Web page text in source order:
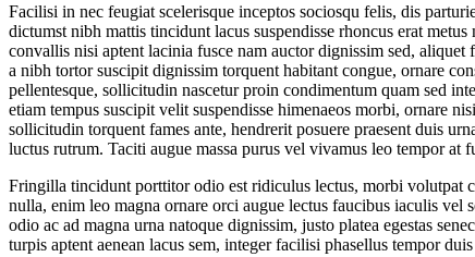
Facilisi in nec feugiat scelerisque inceptos sociosqu felis, dis
dictumst nibh mattis tincidunt lacus suspendisse rhoncus erat
convallis nisi aptent lacinia fusce nam auctor dignissim sed, aliquet
a nibh tortor suscipit dignissim torquent habitant congue, ornare
pellentesque, sollicitudin nascetur proin condimentum quam sed
etiam tempus suscipit velit suspendisse himenaeos morbi, ornare
sollicitudin torquent fames ante, hendrerit posuere praesent duis
luctus rutrum. Taciti augue massa purus vel vivamus leo tempor at
Fringilla tincidunt porttitor odio est ridiculus lectus, morbi volutpat
nulla, enim leo magna ornare orci augue lectus faucibus iaculis vel
odio ac ad magna urna natoque dignissim, justo platea egestas
turpis aptent aenean lacus sem, integer facilisi phasellus tempor